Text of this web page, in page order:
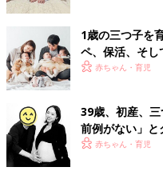
1歳の三つ子を
ペ、保活、そ
のリアル【多胎
赤ちゃん・育児
39歳、初産、
前例がない」と
日々…【桑子英
赤ちゃん・育児